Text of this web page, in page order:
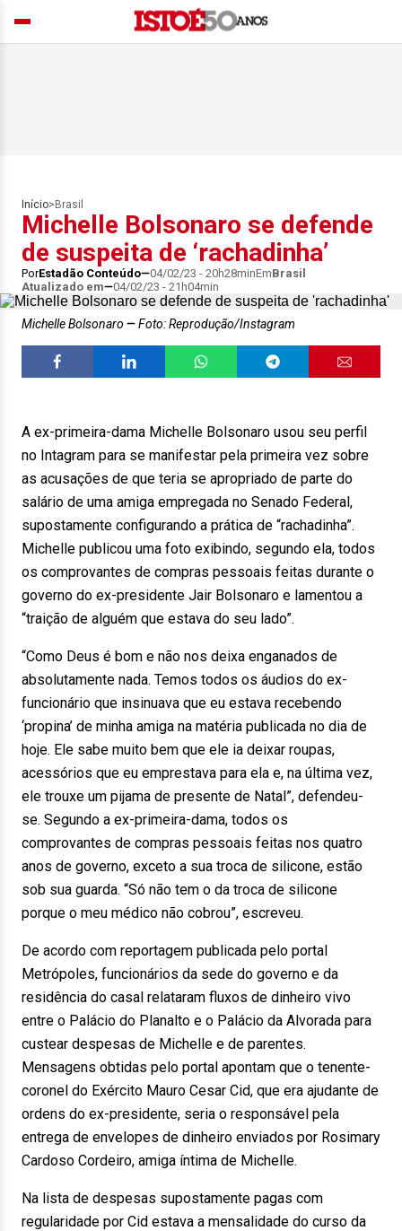
Início> Brasil
Michelle Bolsonaro se defende
de suspeita de ‘rachadinha’
PorEstadão Conteúdo 04/02/23 - 20h28minEmBrasil
Atualizado em
04/02/23 - 21h04min
Michelle Bolsonaro Foto: Reprodução/Instagram
A ex-primeira-dama Michelle Bolsonaro usou seu perfil
no Intagram para se manifestar pela primeira vez sobre
as acusações de que teria se apropriado de parte do
salário de uma amiga empregada no Senado Federal,
supostamente configurando a prática de “rachadinha”.
Michelle publicou uma foto exibindo, segundo ela, todos
os comprovantes de compras pessoais feitas durante o
governo do ex-presidente Jair Bolsonaro e lamentou a
“traição de alguém que estava do seu lado”.
“Como Deus é bom e não nos deixa enganados de
absolutamente nada. Temos todos os áudios do ex-
funcionário que insinuava que eu estava recebendo
‘propina’ de minha amiga na matéria publicada no dia de
hoje. Ele sabe muito bem que ele ia deixar roupas,
acessórios que eu emprestava para ela e, na última vez,
ele trouxe um pijama de presente de Natal”, defendeu-
se. Segundo a ex-primeira-dama, todos os
comprovantes de compras pessoais feitas nos quatro
anos de governo, exceto a sua troca de silicone, estão
sob sua guarda. “Só não tem o da troca de silicone
porque o meu médico não cobrou”, escreveu.
De acordo com reportagem publicada pelo portal
Metrópoles, funcionários da sede do governo e da
residência do casal relataram fluxos de dinheiro vivo
entre o Palácio do Planalto e o Palácio da Alvorada para
custear despesas de Michelle e de parentes.
Mensagens obtidas pelo portal apontam que o tenente-
coronel do Exército Mauro Cesar Cid, que era ajudante de
ordens do ex-presidente, seria o responsável pela
entrega de envelopes de dinheiro enviados por Rosimary
Cardoso Cordeiro, amiga íntima de Michelle.
Na lista de despesas supostamente pagas com
regularidade por Cid estava a mensalidade do curso da